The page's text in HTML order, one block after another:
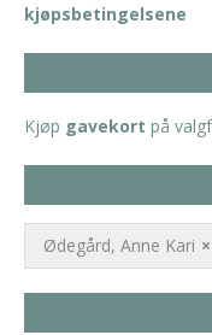
kjøpsbetingelsene
Kjøp gavekort på
×
Ødegård, Anne Kari